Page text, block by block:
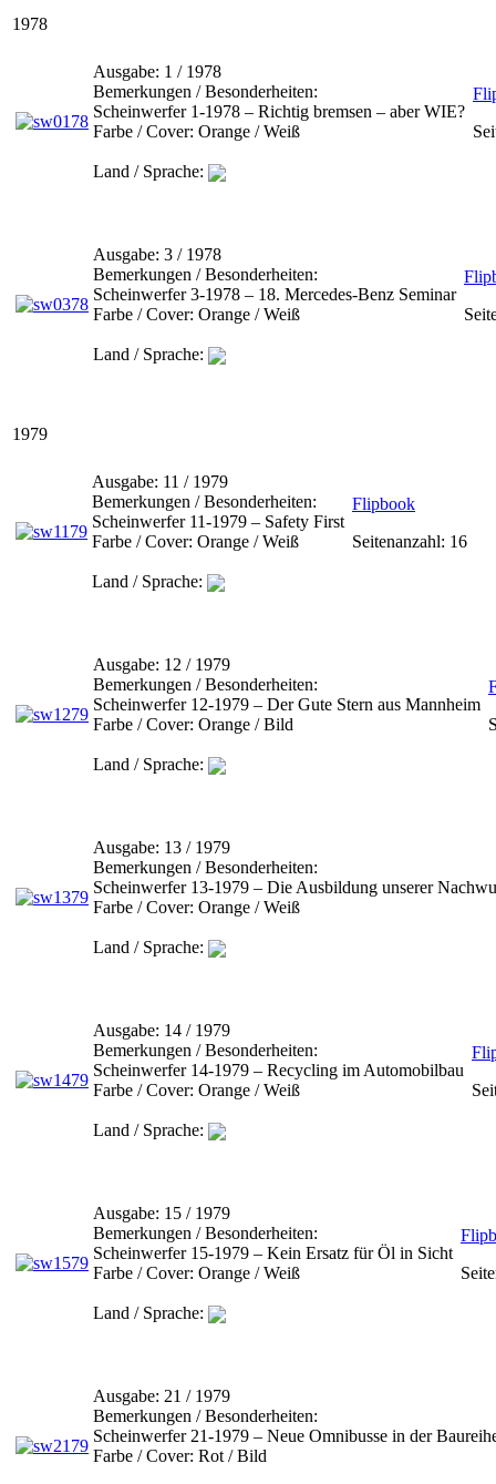
1978
Ausgabe: 1 / 1978
Bemerkungen / Besonderheiten:
Scheinwerfer 1-1978 – Richtig bremsen – aber WIE?
Farbe / Cover: Orange / Weiß
Land / Sprache:
Ausgabe: 3 / 1978
Bemerkungen / Besonderheiten:
Scheinwerfer 3-1978 – 18. Mercedes-Benz Seminar
Farbe / Cover: Orange / Weiß
Land / Sprache:
1979
Ausgabe: 11 / 1979
Bemerkungen / Besonderheiten:
Scheinwerfer 11-1979 – Safety First
Farbe / Cover: Orange / Weiß
Land / Sprache:
Flipbook
Seitenanzahl: 16
Ausgabe: 12 / 1979
Bemerkungen / Besonderheiten:
Scheinwerfer 12-1979 – Der Gute Stern aus Mannheim
Farbe / Cover: Orange / Bild
Land / Sprache:
Ausgabe: 13 / 1979
Bemerkungen / Besonderheiten:
Scheinwerfer 13-1979 – Die Ausbildung unserer
Farbe / Cover: Orange / Weiß
Land / Sprache:
Ausgabe: 14 / 1979
Bemerkungen / Besonderheiten:
Scheinwerfer 14-1979 – Recycling im Automobilbau
Farbe / Cover: Orange / Weiß
Land / Sprache:
Ausgabe: 15 / 1979
Bemerkungen / Besonderheiten:
Scheinwerfer 15-1979 – Kein Ersatz für Öl in Sicht
Farbe / Cover: Orange / Weiß
Land / Sprache:
Ausgabe: 21 / 1979
Bemerkungen / Besonderheiten:
Scheinwerfer 21-1979 – Neue Omnibusse in der
Farbe / Cover: Rot / Bild